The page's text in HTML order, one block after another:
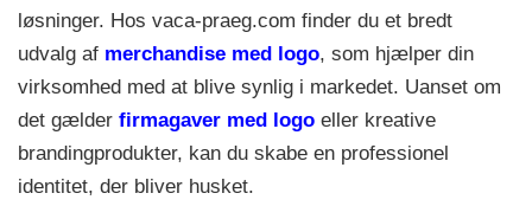
løsninger. Hos vaca-praeg.com finder du et bredt
udvalg af merchandise med logo, som hjælper din
virksomhed med at blive synlig i markedet. Uanset om
det gælder firmagaver med logo eller kreative
brandingprodukter, kan du skabe en professionel
identitet, der bliver husket.